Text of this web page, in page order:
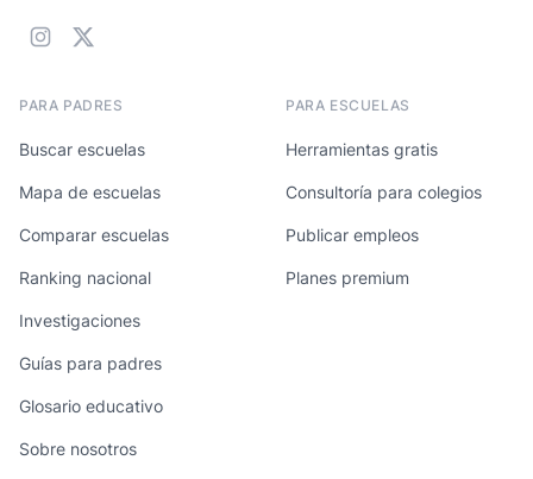
PARA PADRES
Buscar escuelas
Mapa de escuelas
Comparar escuelas
Ranking nacional
Investigaciones
Guías para padres
Glosario educativo
Sobre nosotros
PARA ESCUELAS
Herramientas gratis
Consultoría para colegios
Publicar empleos
Planes premium